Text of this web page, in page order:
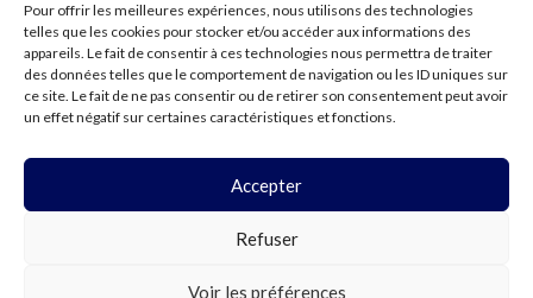
Pour offrir les meilleures expériences, nous utilisons des technologies
telles que les cookies pour stocker et/ou accéder aux informations des
appareils. Le fait de consentir à ces technologies nous permettra de traiter
des données telles que le comportement de navigation ou les ID uniques sur
ce site. Le fait de ne pas consentir ou de retirer son consentement peut avoir
un effet négatif sur certaines caractéristiques et fonctions.
Accepter
Refuser
Voir les préférences
S'abonner à
notre
newsletter